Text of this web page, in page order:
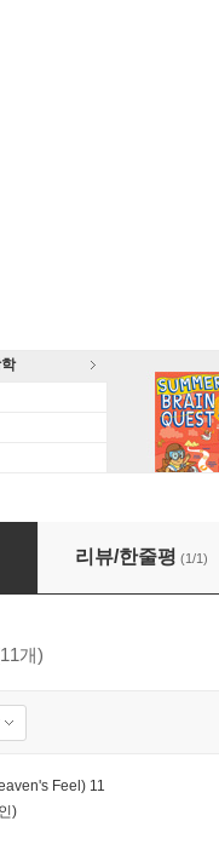
Feel) 4
리뷰/한줄평 (1/1)
개)
Feel) 11
)